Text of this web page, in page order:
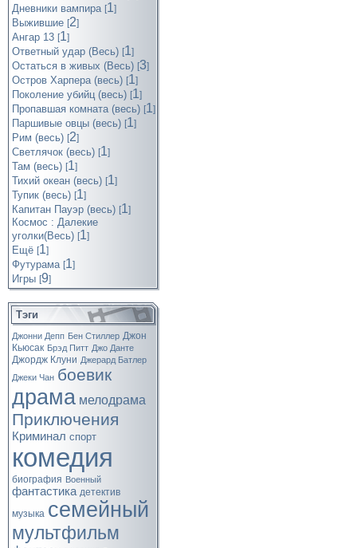
Дневники вампира [1]
Выжившие [2]
Ангар 13 [1]
Ответный удар (Весь) [1]
Остаться в живых (Весь) [3]
Остров Харпера (весь) [1]
Поколение убийц (весь) [1]
Пропавшая комната (весь) [1]
Паршивые овцы (весь) [1]
Рим (весь) [2]
Светлячок (весь) [1]
Там (весь) [1]
Тихий океан (весь) [1]
Тупик (весь) [1]
Капитан Пауэр (весь) [1]
Космос : Далекие
уголки(Весь) [1]
Ещё [1]
Футурама [1]
Игры [9]
Тэги
Джонни Депп Бен Стиллер Джон
Кьюсак Брэд Питт Джо Данте
Джордж Клуни Джерард Батлер
Джеки Чан боевик
драма мелодрама
Приключения
Криминал спорт
комедия
биография Военный
фантастика детектив
музыка семейный
мультфильм